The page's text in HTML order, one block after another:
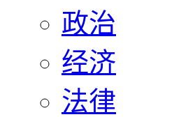
政治
经济
法律